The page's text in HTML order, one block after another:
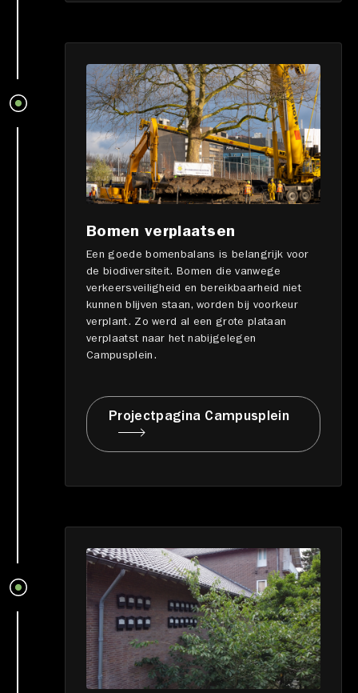
Bomen verplaatsen
Een goede bomenbalans is belangrijk voor
de biodiversiteit. Bomen die vanwege
verkeersveiligheid en bereikbaarheid niet
kunnen blijven staan, worden bij voorkeur
verplant. Zo werd al een grote plataan
verplaatst naar het nabijgelegen
Campusplein.
Projectpagina Campusplein